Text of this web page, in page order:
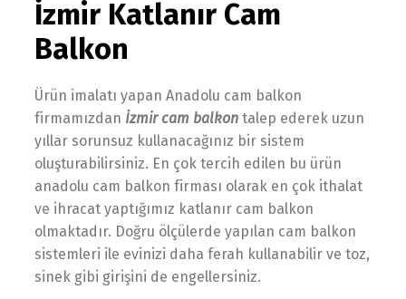
İzmir Katlanır Cam
Balkon
Ürün imalatı yapan Anadolu cam balkon
firmamızdan İzmir cam balkon talep ederek uzun
yıllar sorunsuz kullanacağınız bir sistem
oluşturabilirsiniz. En çok tercih edilen bu ürün
anadolu cam balkon firması olarak en çok ithalat
ve ihracat yaptığımız katlanır cam balkon
olmaktadır. Doğru ölçülerde yapılan cam balkon
sistemleri ile evinizi daha ferah kullanabilir ve toz,
sinek gibi girişini de engellersiniz.